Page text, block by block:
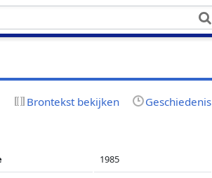
Brontekst bekijken Geschiedenis
1985